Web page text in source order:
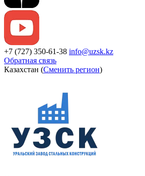
+7 (727) 350-61-38 info@uzsk.kz
Обратная связь
Казахстан (Сменить регион)